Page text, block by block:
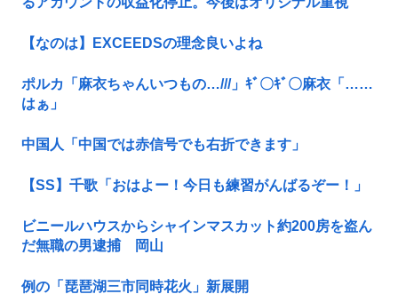
【なのは】EXCEEDSの理念良いよね
ポルカ「麻衣ちゃんいつもの…///」ｷﾞ〇ｷﾞ〇麻衣「……
はぁ」
中国人「中国では赤信号でも右折できます」
【SS】千歌「おはよー！今日も練習がんばるぞー！」
ビニールハウスからシャインマスカット約200房を盗ん
だ無職の男逮捕 岡山
例の「琵琶湖三市同時花火」新展開